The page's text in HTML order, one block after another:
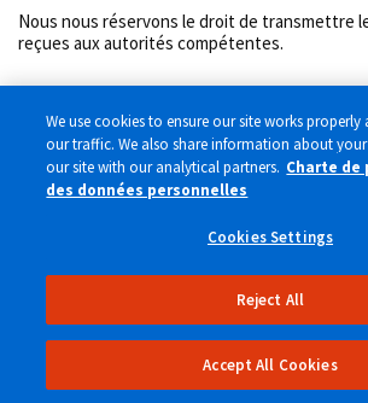
Nous nous réservons le droit de transmettre
reçues aux autorités compétentes.
Plan du site
Abuse
Charte de protection des données
ACDLec - Association des Centres
26 quai Marcel Boyer — 94200 Ivry-
We use cookies to ensure our site works
our traffic. We also share information about
our site with our analytical partners. Charte
des données personnelles
Cookies Settings
Reject All
Accept All Cookies